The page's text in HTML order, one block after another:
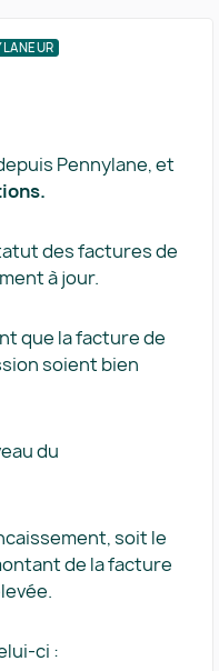
Pennylane, et
des factures de
à jour.
que la facture de
soient bien
du
soit le
de la facture
ci :